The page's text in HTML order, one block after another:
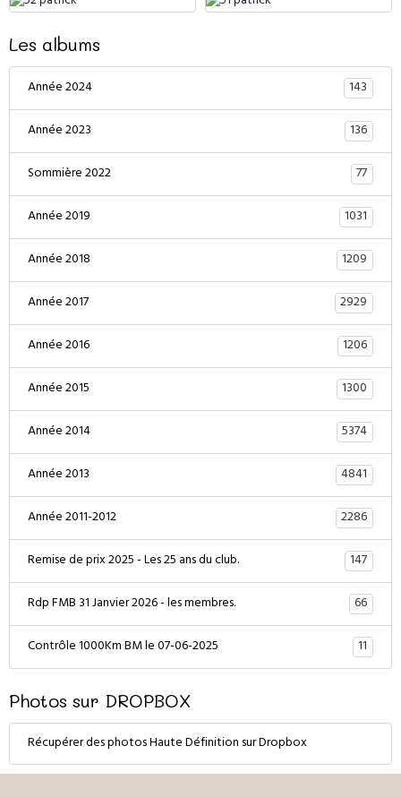
Les albums
Année 2024
143
Année 2023
136
Sommière 2022
77
Année 2019
1031
Année 2018
1209
Année 2017
2929
Année 2016
1206
Année 2015
1300
Année 2014
5374
Année 2013
4841
Année 2011-2012
2286
Remise de prix 2025 - Les 25 ans du club.
147
Rdp FMB 31 Janvier 2026 - les membres.
66
Contrôle 1000Km BM le 07-06-2025
11
Photos sur DROPBOX
Récupérer des photos Haute Définition sur Dropbox